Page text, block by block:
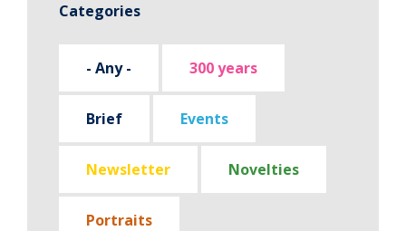
Categories
- Any - 300 years
Brief Events
Newsletter Novelties
Portraits